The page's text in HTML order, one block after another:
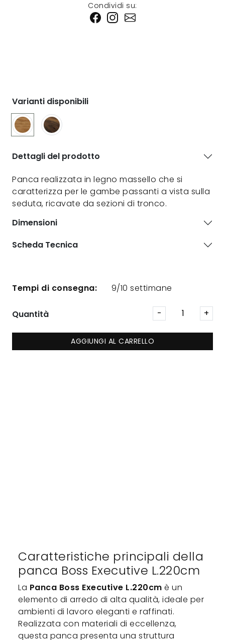
Caratteristiche principali della
panca Boss Executive L.220cm
La Panca Boss Executive L.220cm è un
elemento di arredo di alta qualità, ideale per
ambienti di lavoro eleganti e raffinati.
Realizzata con materiali di eccellenza,
questa panca presenta una struttura
Condividi su:
Varianti disponibili
Dettagli del prodotto
Panca realizzata in legno massello che si
caratterizza per le gambe passanti a vista sulla
seduta, ricavate da sezioni di tronco.
Dimensioni
Scheda Tecnica
Tempi di consegna: 9/10 settimane
Quantità
AGGIUNGI AL CARRELLO